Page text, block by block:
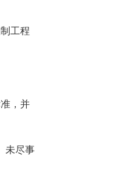
工程
，并
未尽事